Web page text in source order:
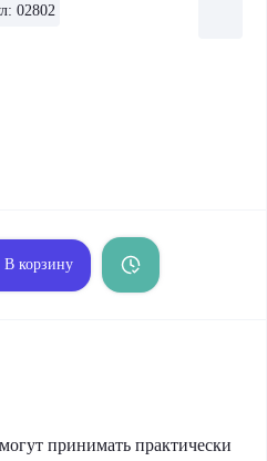
02802
В корзину
принимать практически